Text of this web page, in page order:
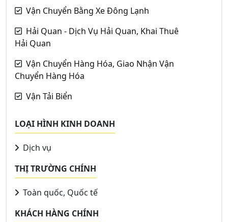
Vận Chuyển Bằng Xe Đông Lạnh
Hải Quan - Dịch Vụ Hải Quan, Khai Thuê
Hải Quan
Vận Chuyển Hàng Hóa, Giao Nhận Vận
Chuyển Hàng Hóa
Vận Tải Biển
LOẠI HÌNH KINH DOANH
Dịch vụ
THỊ TRƯỜNG CHÍNH
Toàn quốc, Quốc tế
KHÁCH HÀNG CHÍNH